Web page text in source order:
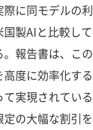
際に同モデルの
製AIと比較し
。報告書は、こ
高度に効率化す
実現されている
定の大幅な割引